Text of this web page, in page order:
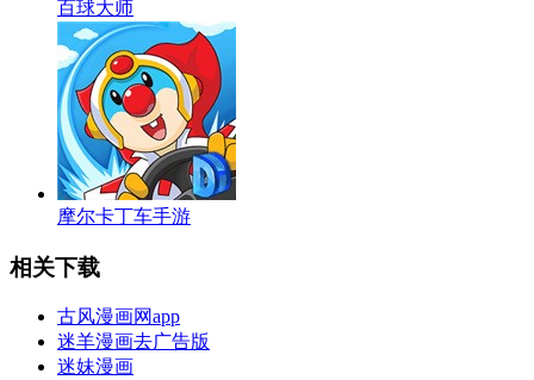
百球大师
摩尔卡丁车手游
相关下载
古风漫画网app
迷羊漫画去广告版
迷妹漫画